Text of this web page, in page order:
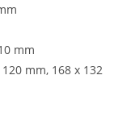
mm
mm, 168 x 132